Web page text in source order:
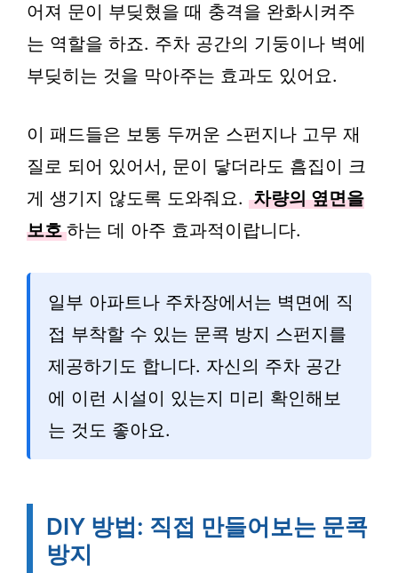
어져 문이 부딪혔을 때 충격을 완화시켜주
는 역할을 하죠. 주차 공간의 기둥이나 벽에
부딪히는 것을 막아주는 효과도 있어요.
이 패드들은 보통 두꺼운 스펀지나 고무 재
질로 되어 있어서, 문이 닿더라도 흠집이 크
게 생기지 않도록 도와줘요. 차량의 옆면을
보호 하는 데 아주 효과적이랍니다.
일부 아파트나 주차장에서는 벽면에 직
접 부착할 수 있는 문콕 방지 스펀지를
제공하기도 합니다. 자신의 주차 공간
에 이런 시설이 있는지 미리 확인해보
는 것도 좋아요.
DIY 방법: 직접 만들어보는 문콕
방지